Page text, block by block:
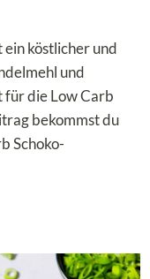
köstlicher und
und
die Low Carb
bekommst du
Schoko-